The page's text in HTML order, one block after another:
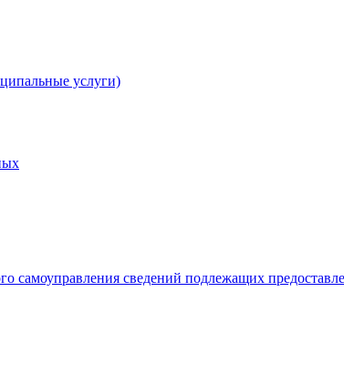
услуги)
самоуправления сведений подлежащих